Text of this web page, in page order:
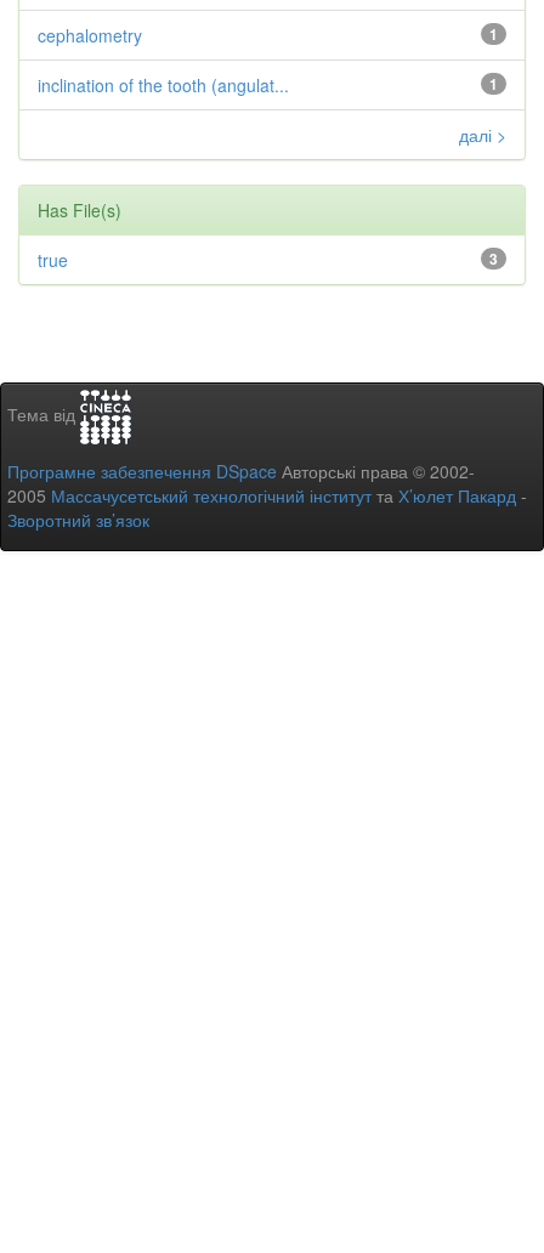
1
cephalometry
1
inclination of the tooth (angulat...
далі >
Has File(s)
3
true
Тема від
Програмне забезпечення DSpace Авторські права © 2002-
2005 Массачусетський технологічний інститутта Х’юлет Пакард -
Зворотний зв’язок